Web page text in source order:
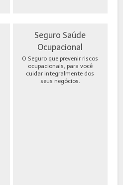
Seguro Saúde
Ocupacional
O Seguro que prevenir riscos
ocupacionais, para você
cuidar integralmente dos
seus negócios.